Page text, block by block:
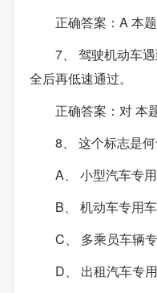
正确答案：A 本
7、 驾驶机动车
全后再低速通过。
正确答案：对 本
8、 这个标志是
A、 小型汽车专
B、 机动车专用
C、 多乘员车辆
D、 出租汽车专